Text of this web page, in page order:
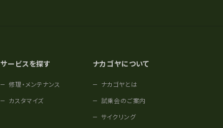
サービスを探す
修理・メンテナンス
カスタマイズ
ナカゴヤについて
ナカゴヤとは
試乗会のご案内
サイクリング